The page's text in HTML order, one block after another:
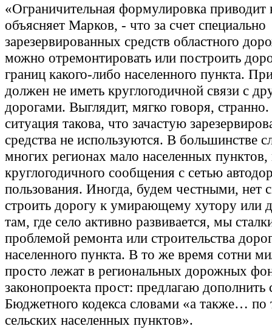
«Ограничительная формулировка приводит
объясняет Марков, - что за счет специально
зарезервированных средств областного
можно отремонтировать или построить
границ какого-либо населенного пункта.
должен не иметь круглогодичной связи с
дорогами. Выглядит, мягко говоря,
ситуация такова, что зачастую
средства не используются. В большинстве
многих регионах мало населенных
круглогодичного сообщения с сетью
пользования. Иногда, будем честными, нет
строить дорогу к умирающему хутору или
там, где село активно развивается, мы
проблемой ремонта или строительства
населенного пункта. В то же время сотни
просто лежат в региональных дорожных
законопроекта прост: предлагаю дополнить
Бюджетного кодекса словами «а также… по
сельских населенных пунктов».